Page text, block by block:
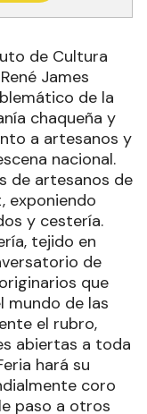
de Cultura
James
de la
chaqueña y
a artesanos y
nacional.
de artesanos de
exponiendo
y cestería.
tejido en
de
que
mundo de las
el rubro,
abiertas a toda
hará su
coro
paso a otros